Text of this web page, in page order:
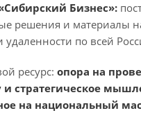
Бизнес»:
решения и материалы
удаленности по всей
ресурс: опора на
и стратегическое
на национальный